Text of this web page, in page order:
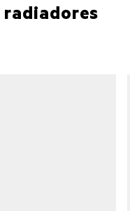
radiadores